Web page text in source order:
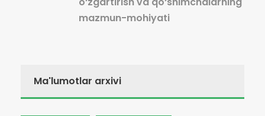
mazmun-mohiyati
Ma'lumotlar arxivi